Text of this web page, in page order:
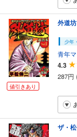
値引きあり
外道
少年
青年
4.3
287円
ザ・